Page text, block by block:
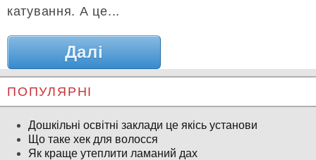
катування. А це...
Далі
ПОПУЛЯРНІ
Дошкільні освітні заклади це якісь установи
Що таке хек для волосся
Як краще утеплити ламаний дах